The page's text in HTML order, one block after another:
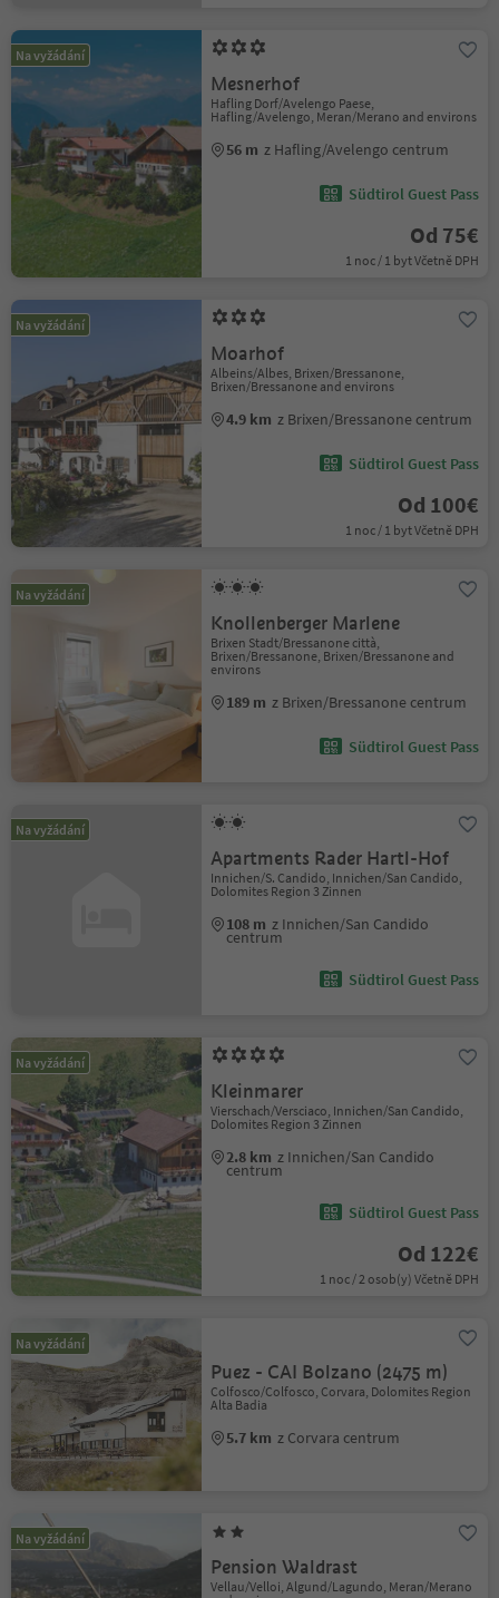
Na vyžádání
Mesnerhof
Hafling Dorf/Avelengo Paese,
Hafling/Avelengo, Meran/Merano and environs
56 m z Hafling/Avelengo centrum
Südtirol Guest Pass
Od 75€
1 noc / 1 byt Včetně DPH
Na vyžádání
Moarhof
Albeins/Albes, Brixen/Bressanone,
Brixen/Bressanone and environs
4.9 km z Brixen/Bressanone centrum
Südtirol Guest Pass
Od 100€
1 noc / 1 byt Včetně DPH
Na vyžádání
Knollenberger Marlene
Brixen Stadt/Bressanone città,
Brixen/Bressanone, Brixen/Bressanone and
environs
189 m z Brixen/Bressanone centrum
Südtirol Guest Pass
Na vyžádání
Apartments Rader Hartl-Hof
Innichen/S. Candido, Innichen/San Candido,
Dolomites Region 3 Zinnen
108 m z Innichen/San Candido
centrum
Südtirol Guest Pass
Na vyžádání
Kleinmarer
Vierschach/Versciaco, Innichen/San Candido,
Dolomites Region 3 Zinnen
2.8 km z Innichen/San Candido
centrum
Südtirol Guest Pass
Od 122€
1 noc / 2 osob(y) Včetně DPH
Na vyžádání
Puez - CAI Bolzano (2475 m)
Colfosco/Colfosco, Corvara, Dolomites Region
Alta Badia
5.7 km z Corvara centrum
Na vyžádání
Pension Waldrast
Vellau/Velloi, Algund/Lagundo, Meran/Merano